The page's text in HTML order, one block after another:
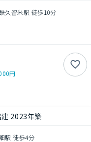
久留米駅 徒歩10分
円
2023年築
駅 徒歩4分